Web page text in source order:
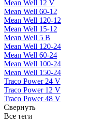
Mean Well 12 V
Mean Well 60-12
Mean Well 120-12
Mean Well 15-12
Mean Well 5 В
Mean Well 120-24
Mean Well 60-24
Mean Well 100-24
Mean Well 150-24
Traco Power 24 V
Traco Power 12 V
Traco Power 48 V
Свернуть
Все теги